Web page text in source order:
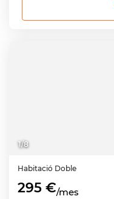
1/8
Habitació Doble
295 €/mes